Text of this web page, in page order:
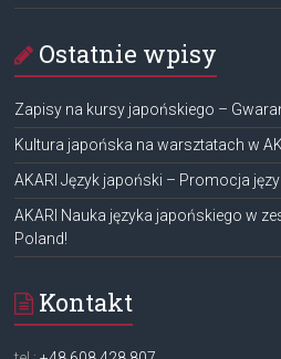
Ostatnie wpisy
Zapisy na kursy japońskiego –
Kultura japońska na warsztatach w
AKARI Język japoński – Promocja
AKARI Nauka języka japońskiego w
Poland!
Kontakt